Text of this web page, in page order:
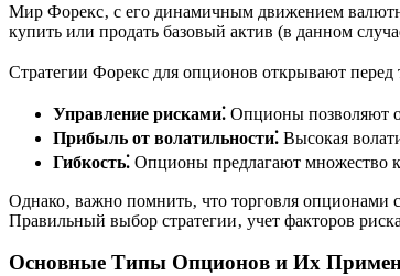
Мир Форекс‚ с его динамичным движением
купить или продать базовый актив (в данном
Стратегии Форекс для опционов открывают
Управление рисками⁚ Опционы позволяют
Прибыль от волатильности⁚ Высокая
Гибкость⁚ Опционы предлагают множество
Однако‚ важно помнить‚ что торговля опционами
Правильный выбор стратегии‚ учет факторов
Основные Типы Опционов и Их